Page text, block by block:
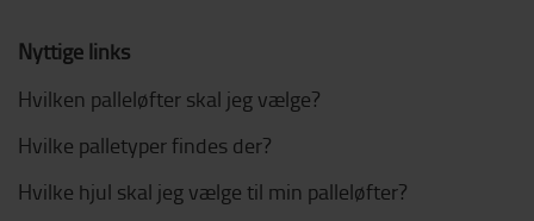
Nyttige links
Hvilken palleløfter skal jeg vælge?
Hvilke palletyper findes der?
Hvilke hjul skal jeg vælge til min palleløfter?